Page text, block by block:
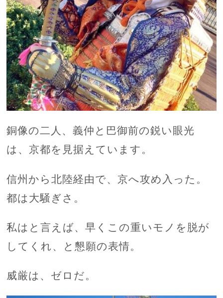
銅像の二人、義仲と巴御前の鋭い眼光
は、京都を見据えています。
信州から北陸経由で、京へ攻め入った。
都は大騒ぎさ。
私はと言えば、早くこの重いモノを脱が
してくれ、と懇願の表情。
威厳は、ゼロだ。